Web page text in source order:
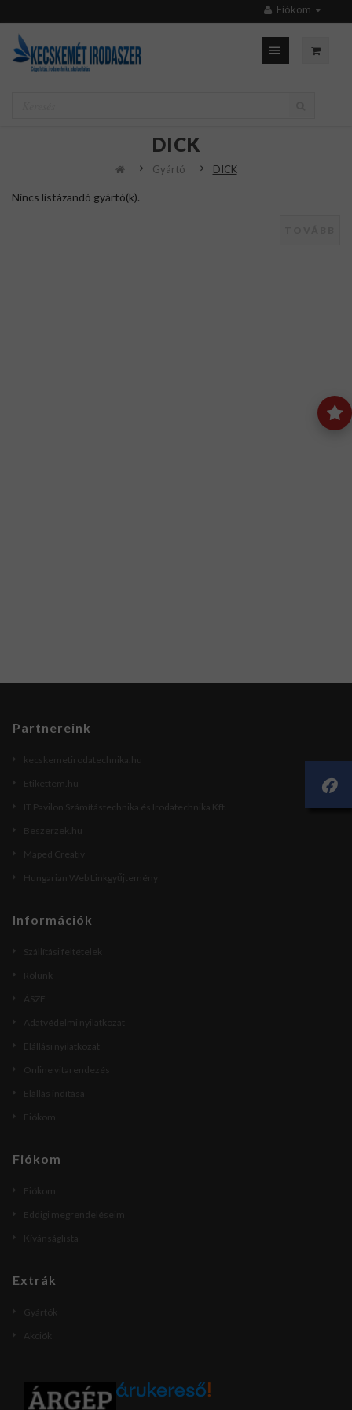
Fiókom
DICK
Gyártó DICK
Nincs listázandó gyártó(k).
Partnereink
kecskemetirodatechnika.hu
Etikettem.hu
IT Pavilon Számítástechnika és Irodatechnika Kft.
Beszerzek.hu
Maped Creativ
Hungarian Web Linkgyűjtemény
Információk
Szállítási feltételek
Rólunk
ÁSZF
Adatvédelmi nyilatkozat
Elállási nyilatkozat
Online vitarendezés
Elállás indítása
Fiókom
Fiókom
Fiókom
Eddigi megrendeléseim
Kívánságlista
Extrák
Gyártók
Akciók